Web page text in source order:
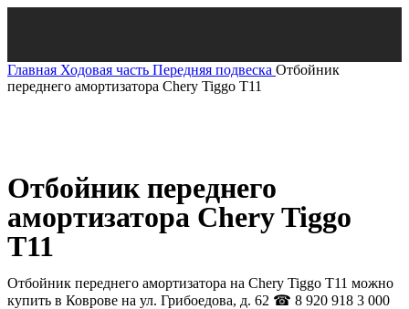
Главная Ходовая часть Передняя подвеска Отбойник
переднего амортизатора Chery Tiggo T11
Отбойник переднего
амортизатора Chery Tiggo
T11
Отбойник переднего амортизатора на Chery Tiggo T11 можно
купить в Коврове на ул. Грибоедова, д. 62 ☎ 8 920 918 3 000